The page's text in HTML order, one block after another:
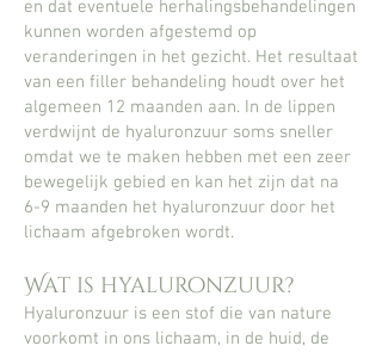
en dat eventuele herhalingsbehandelingen
kunnen worden afgestemd op
veranderingen in het gezicht. Het resultaat
van een filler behandeling houdt over het
algemeen 12 maanden aan. In de lippen
verdwijnt de hyaluronzuur soms sneller
omdat we te maken hebben met een zeer
bewegelijk gebied en kan het zijn dat na
6-9 maanden het hyaluronzuur door het
lichaam afgebroken wordt.
Wat is hyaluronzuur?
Hyaluronzuur is een stof die van nature
voorkomt in ons lichaam, in de huid, de